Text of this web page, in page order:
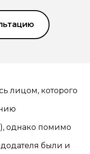
лицом, которого
однако помимо
были и